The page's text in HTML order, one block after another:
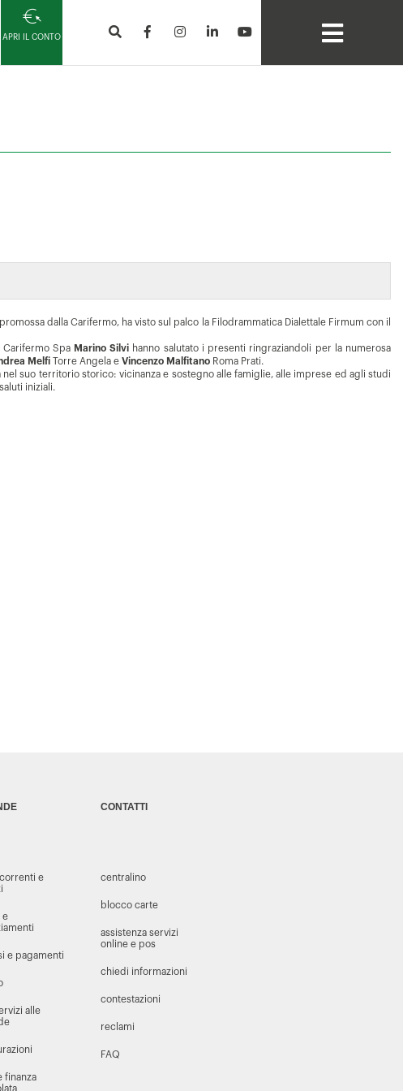
APRI IL CONTO
dalla Carifermo, ha visto sul palco la Filodrammatica Dialettale Firmum con il
Spa Marino Silvi hanno salutato i presenti ringraziandoli per la numerosa
Melfi Torre Angela eVincenzo Malfitano Roma Prati.
nel suo territorio storico: vicinanza e sostegno alle famiglie, alle imprese ed agli studi
iniziali.
e
e
e pagamenti
alle
finanza
CONTATTI
centralino
blocco carte
assistenza servizi
online e pos
chiedi informazioni
contestazioni
reclami
FAQ